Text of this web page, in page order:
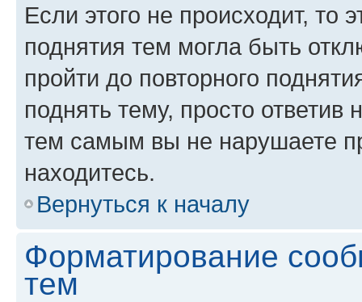
Если этого не происходит, то
поднятия тем могла быть
пройти до повторного
поднять тему, просто ответив
тем самым вы не нарушаете
находитесь.
Вернуться к началу
Форматирование
тем